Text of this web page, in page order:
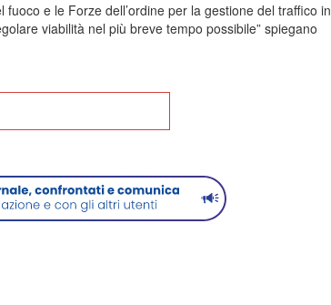
e le Forze dell’ordine per la gestione del traffico in
viabilità nel più breve tempo possibile” spiegano